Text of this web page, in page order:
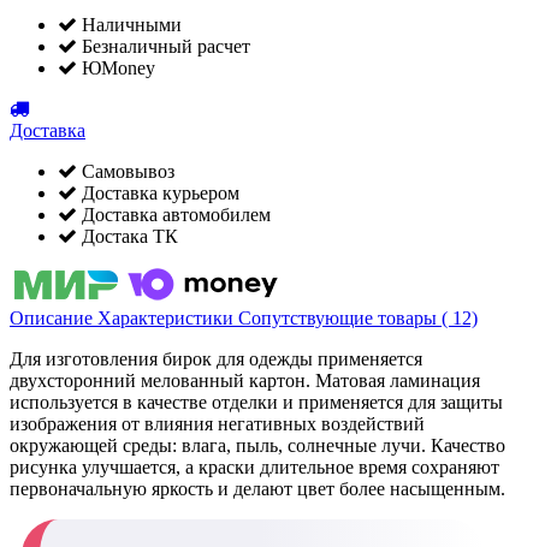
Наличными
Безналичный расчет
ЮMoney
Доставка
Самовывоз
Доставка курьером
Доставка автомобилем
Достака ТК
Описание Характеристики Сопутствующие товары ( 12)
Для изготовления бирок для одежды применяется
двухсторонний мелованный картон. Матовая ламинация
используется в качестве отделки и применяется для защиты
изображения от влияния негативных воздействий
окружающей среды: влага, пыль, солнечные лучи. Качество
рисунка улучшается, а краски длительное время сохраняют
первоначальную яркость и делают цвет более насыщенным.